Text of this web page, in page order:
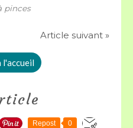
pinces
Article suivant »
l'accueil
Repost 0